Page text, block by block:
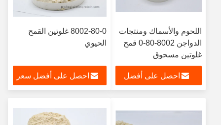
اللحوم والأسماك ومنتجات
الدواجن 8002-80-0 قمح
غلوتين مسحوق
احصل على أفضل
8002-80-0 غلوتين القمح
الحيوي
احصل على أفضل سعر